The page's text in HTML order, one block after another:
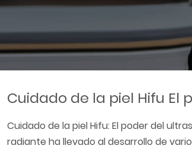
Cuidado de la piel Hifu
Cuidado de la piel Hifu: El poder del
radiante ha llevado al desarrollo de